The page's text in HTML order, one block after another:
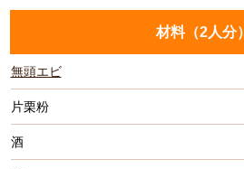
材料（2人分）
無頭エビ
片栗粉
酒